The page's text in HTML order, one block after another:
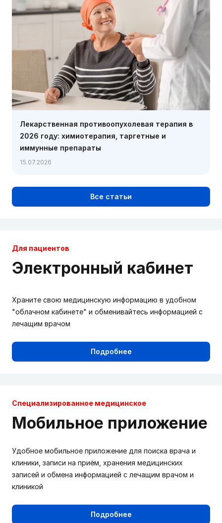
Лекарственная противоопухолевая терапия в
2026 году: химиотерапия, таргетные и
иммунные препараты
15.07.2026
Все статьи
Для пациентов
Электронный кабинет
Храните свою медицинскую информацию в удобном
"облачном кабинете" и обменивайтесь информацией с
лечащим врачом
Подробнее
Cпециализированное медицинское
Мобильное приложение
Удобное мобильное приложение для поиска врача и
клиники, записи на приём, хранения медицинских
записей и обмена информацией с лечащим врачом и
клиникой
Подробнее